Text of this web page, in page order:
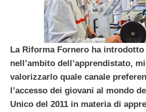
La Riforma Fornero ha
nell’ambito dell’apprendistato,
valorizzarlo quale canale
l’accesso dei giovani al mondo
Unico del 2011 in materia di